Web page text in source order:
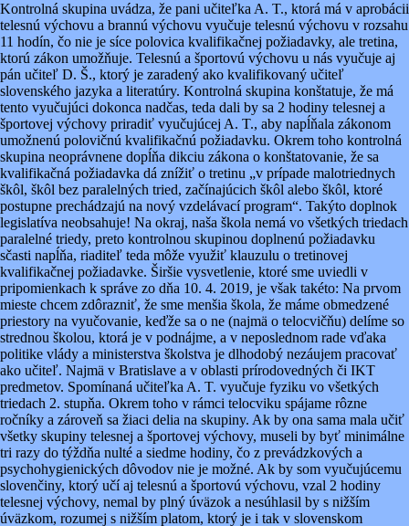
Kontrolná skupina uvádza, že pani učiteľka A. T., ktorá má v aprobácii
telesnú výchovu a brannú výchovu vyučuje telesnú výchovu v rozsahu
11 hodín, čo nie je síce polovica kvalifikačnej požiadavky, ale tretina,
ktorú zákon umožňuje. Telesnú a športovú výchovu u nás vyučuje aj
pán učiteľ D. Š., ktorý je zaradený ako kvalifikovaný učiteľ
slovenského jazyka a literatúry. Kontrolná skupina konštatuje, že má
tento vyučujúci dokonca nadčas, teda dali by sa 2 hodiny telesnej a
športovej výchovy priradiť vyučujúcej A. T., aby napĺňala zákonom
umožnenú polovičnú kvalifikačnú požiadavku. Okrem toho kontrolná
skupina neoprávnene dopĺňa dikciu zákona o konštatovanie, že sa
kvalifikačná požiadavka dá znížiť o tretinu „v prípade malotriednych
škôl, škôl bez paralelných tried, začínajúcich škôl alebo škôl, ktoré
postupne prechádzajú na nový vzdelávací program“. Takýto doplnok
legislatíva neobsahuje! Na okraj, naša škola nemá vo všetkých triedach
paralelné triedy, preto kontrolnou skupinou doplnenú požiadavku
sčasti napĺňa, riaditeľ teda môže využiť klauzulu o tretinovej
kvalifikačnej požiadavke. Širšie vysvetlenie, ktoré sme uviedli v
pripomienkach k správe zo dňa 10. 4. 2019, je však takéto: Na prvom
mieste chcem zdôrazniť, že sme menšia škola, že máme obmedzené
priestory na vyučovanie, keďže sa o ne (najmä o telocvičňu) delíme so
strednou školou, ktorá je v podnájme, a v neposlednom rade vďaka
politike vlády a ministerstva školstva je dlhodobý nezáujem pracovať
ako učiteľ. Najmä v Bratislave a v oblasti prírodovedných či IKT
predmetov. Spomínaná učiteľka A. T. vyučuje fyziku vo všetkých
triedach 2. stupňa. Okrem toho v rámci telocviku spájame rôzne
ročníky a zároveň sa žiaci delia na skupiny. Ak by ona sama mala učiť
všetky skupiny telesnej a športovej výchovy, museli by byť minimálne
tri razy do týždňa nulté a siedme hodiny, čo z prevádzkových a
psychohygienických dôvodov nie je možné. Ak by som vyučujúcemu
slovenčiny, ktorý učí aj telesnú a športovú výchovu, vzal 2 hodiny
telesnej výchovy, nemal by plný úväzok a nesúhlasil by s nižším
úväzkom, rozumej s nižším platom, ktorý je i tak v slovenskom